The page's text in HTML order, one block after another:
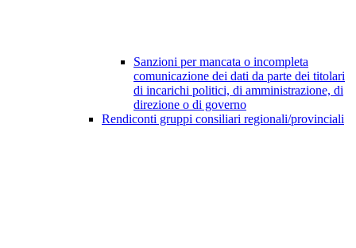
Sanzioni per mancata o incompleta
comunicazione dei dati da parte dei titolari
di incarichi politici, di amministrazione, di
direzione o di governo
Rendiconti gruppi consiliari regionali/provinciali